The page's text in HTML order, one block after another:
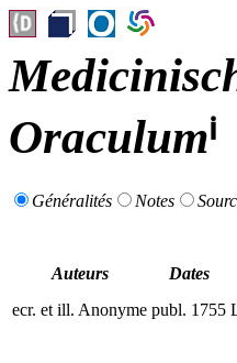
Oraculumⁱ
Généralités Notes
Auteurs Dates
ecr. et ill. Anonyme publ. 1755